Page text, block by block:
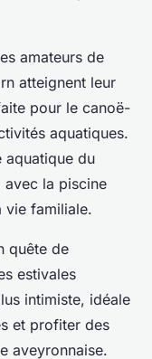
amateurs de
atteignent leur
pour le canoë-
aquatiques.
aquatique du
la piscine
familiale.
quête de
estivales
intimiste, idéale
et profiter des
aveyronnaise.